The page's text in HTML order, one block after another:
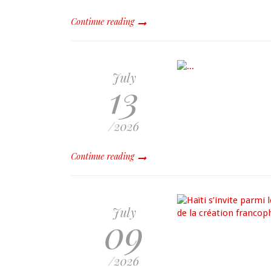
Continue reading
July
13
/2026
Continue reading
July
09
/2026